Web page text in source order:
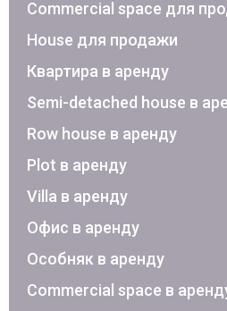
Commercial space для
House для продажи
Квартира в аренду
Semi-detached house в
Row house в аренду
Plot в аренду
Villa в аренду
Офис в аренду
Особняк в аренду
Commercial space в